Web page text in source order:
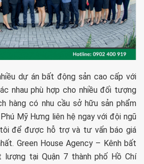
dự án bất động sản cao cấp với
nhau phù hợp cho nhiều đối tượng
hàng có nhu cầu sở hữu sản phẩm
Mỹ Hưng liên hệ ngay với đội ngũ
tôi để được hỗ trợ và tư vấn báo giá
Green House Agency – Kênh bất
tại Quận 7 thành phố Hồ Chí